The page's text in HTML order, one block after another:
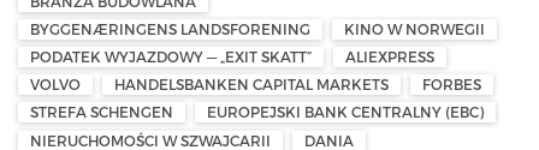
BYGGENÆRINGENS LANDSFORENING
KINO W NORWEGII
PODATEK WYJAZDOWY — „EXIT SKATT”
ALIEXPRESS
VOLVO
HANDELSBANKEN CAPITAL MARKETS
FORBES
STREFA SCHENGEN
EUROPEJSKI BANK CENTRALNY (EBC)
NIERUCHOMOŚCI W SZWAJCARII
DANIA